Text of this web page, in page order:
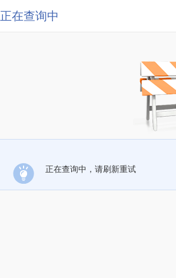
正在查询中
正在查询中，请刷新重试